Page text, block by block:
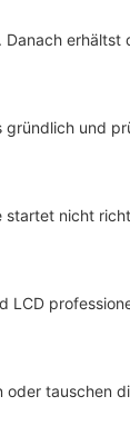
erhältst
und
nicht
LCD
tauschen